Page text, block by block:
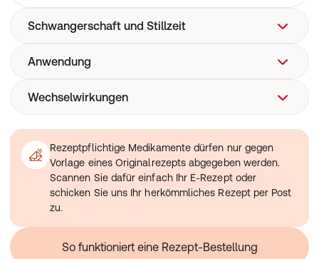
Schwangerschaft und Stillzeit
Metoprololsuccinat wird in der Schwangerschaft und
von allen Arzneimitteln Ihren Arzt oder Apotheker um
Anwendung
Nehmen Sie die Tabletten 1-mal täglich morgens mit 1
geteilt einzunehmen. Sie dürfen die Tabletten vor dem
Schlucken nicht zerkauen oder zerstoßen. Die Tablette
kann in gleiche Dosen geteilt werden.
Wechselwirkungen
Einnahme mit anderen Arzneimitteln
Informieren Sie Ihren Arzt oder Apotheker, wenn Sie
andere Arzneimittel einnehmen, kürzlich andere
Arzneimittel eingenommen haben oder beabsichtigen
andere Arzneimittel einzunehmen
Informieren Sie Ihren Arzt, wenn Sie eines der folgenden
Verstärkte blutzuckersenkende Wirkung dieser
Rezeptpflichtige Medikamente dürfen nur gegen
Vorlage eines Originalrezepts abgegeben werden.
Scannen Sie dafür einfach Ihr E-Rezept oder
schicken Sie uns Ihr herkömmliches Rezept per Post
zu.
So funktioniert eine Rezept-Bestellung